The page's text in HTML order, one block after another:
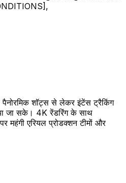
,
पैनोरमिक शॉट्स से लेकर इंटेंस ट्रैकिंग
जा सके। 4K रेंडरिंग के साथ
महंगी एरियल प्रोडक्शन टीमों और